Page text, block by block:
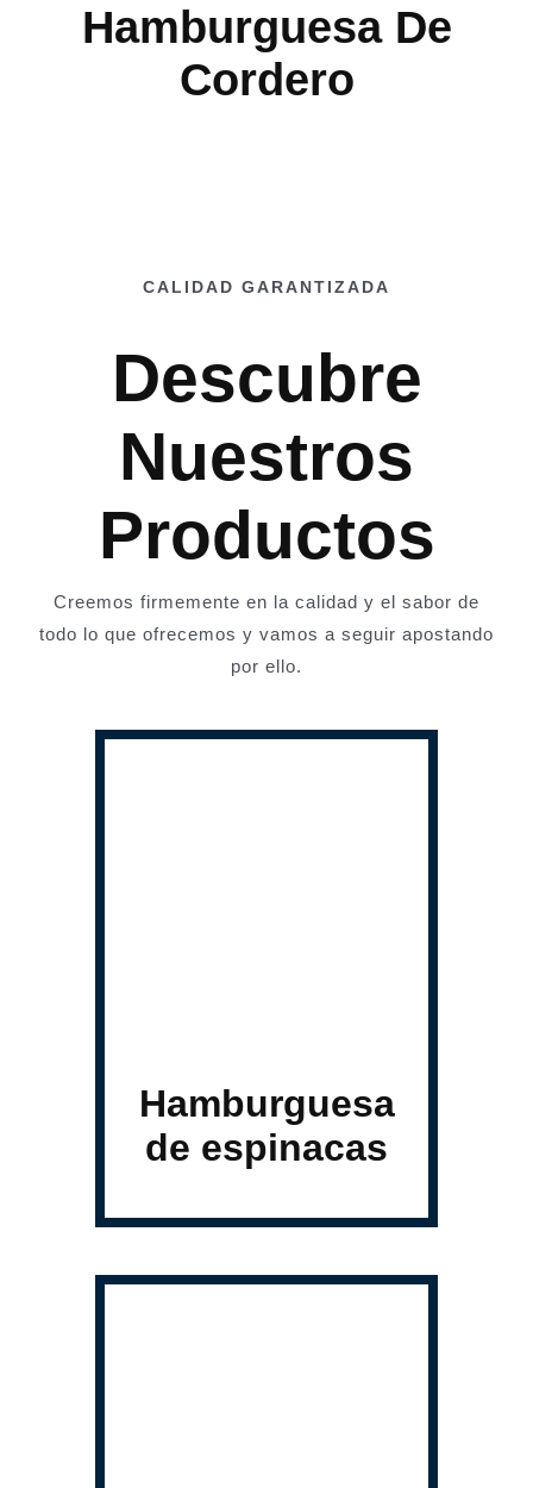
Hamburguesa De
Cordero
CALIDAD GARANTIZADA
Descubre
Nuestros
Productos
Creemos firmemente en la calidad y el sabor de
todo lo que ofrecemos y vamos a seguir apostando
por ello.
Hamburguesa
de espinacas